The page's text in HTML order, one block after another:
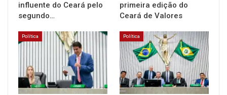
influente do Ceará pelo
segundo…
primeira edição do
Ceará de Valores
Política Política